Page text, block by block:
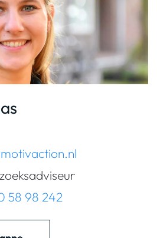
58 98 242